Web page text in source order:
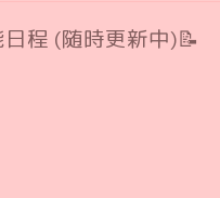
程 (随時更新中)📝